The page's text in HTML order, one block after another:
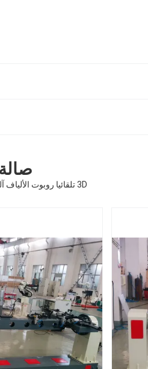
3D تلقائيا روبوت الألياف آلة القطع بالليزر الروبوتية لحام